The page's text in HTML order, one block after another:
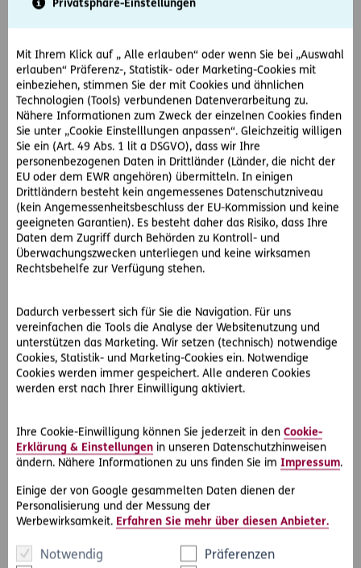
Privatsphäre-Einstellungen
Mit Ihrem Klick auf „ Alle erlauben“ oder wenn Sie bei „Auswahl
erlauben“ Präferenz-, Statistik- oder Marketing-Cookies mit
einbeziehen, stimmen Sie der mit Cookies und ähnlichen
Technologien (Tools) verbundenen Datenverarbeitung zu.
Nähere Informationen zum Zweck der einzelnen Cookies finden
Sie unter „Cookie Einstelllungen anpassen“. Gleichzeitig willigen
Sie ein (Art. 49 Abs. 1 lit a DSGVO), dass wir Ihre
personenbezogenen Daten in Drittländer (Länder, die nicht der
EU oder dem EWR angehören) übermitteln. In einigen
Drittländern besteht kein angemessenes Datenschutzniveau
(kein Angemessenheitsbeschluss der EU-Kommission und keine
geeigneten Garantien). Es besteht daher das Risiko, dass Ihre
Daten dem Zugriff durch Behörden zu Kontroll- und
Überwachungszwecken unterliegen und keine wirksamen
Rechtsbehelfe zur Verfügung stehen.
Dadurch verbessert sich für Sie die Navigation. Für uns
vereinfachen die Tools die Analyse der Websitenutzung und
unterstützen das Marketing. Wir setzen (technisch) notwendige
Cookies, Statistik- und Marketing-Cookies ein. Notwendige
Cookies werden immer gespeichert. Alle anderen Cookies
werden erst nach Ihrer Einwilligung aktiviert.
Ihre Cookie-Einwilligung können Sie jederzeit in den Cookie-
Erklärung & Einstellungen in unseren Datenschutzhinweisen
ändern. Nähere Informationen zu uns finden Sie im Impressum.
Einige der von Google gesammelten Daten dienen der
Personalisierung und der Messung der
Werbewirksamkeit. Erfahren Sie mehr über diesen Anbieter.
Notwendig
Präferenzen
Herr H. ruft die Mietwagenfirma an. Diese kommt zwar, um
das Fahrzeug abzuschleppen, weigert sich aber, das bereits
D.A.S. Direkthilfe® als außergerichtliche Konfliktlösung
Verärgert wendet sich Herr H. an das D.A.S. RechtsService.
Im Zuge der D.A.S. Direkthilfe® verfasst der D.A.S. Jurist ein
Schreiben, in welchem er die Mietwagenfirma dazu
auffordert, die Mietgebühr zurück zu überweisen.
Andernfalls würde Herrn H. ein spezialisierter D.A.S.
Partneranwalt zur Seite gestellt werden.
Da die Mietwagenfirma ein kostspieliges Gerichtverfahren
vermeiden möchte, lenkt sie ein und erstattet Herrn H. das
Geld zurück.
Mietfahrzeugen
Herr H. hat in seinemStart-Rechtsschutz Privat den
Lenker-Rechtsschutzinklusive
Lenker-Vertrags-Rechtsschutz enthalten. Der Lenker-
fremden Fahrzeugen. Das können z. B. Probleme mit
Verträgen von Mietfahrzeugen oder bei Reparaturen sein.
D.A.S. Direkthilfe®als
außergerichtliche Konfliktlösungsmethode ausgereicht, um
ein Einlenken der Mietwagenfirma zu erreichen.